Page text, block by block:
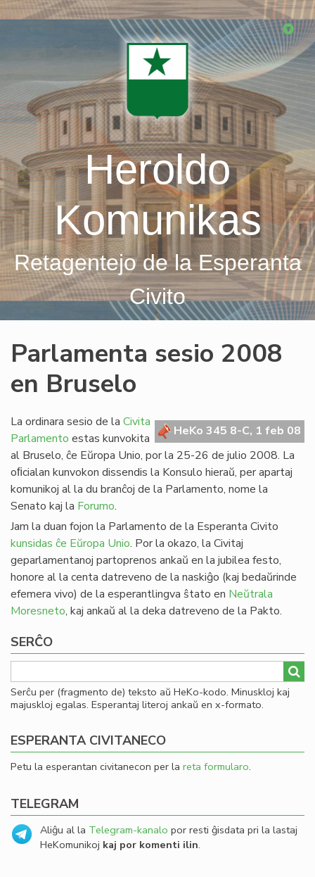
Skip
Heroldo
Komunikas
Retagentejo de la Esperanta
Civito
Parlamenta sesio 2008
en Bruselo
HeKo 345 8-C, 1 feb 08
La ordinara sesio de la Civita
Parlamento estas kunvokita
al Bruselo, ĉe Eŭropa Unio, por la 25-26 de julio 2008. La
oﬁcialan kunvokon dissendis la Konsulo hieraŭ, per apartaj
komunikoj al la du branĉoj de la Parlamento, nome la
Senato kaj la Forumo.
Jam la duan fojon la Parlamento de la Esperanta Civito
kunsidas ĉe Eŭropa Unio. Por la okazo, la Civitaj
geparlamentanoj partoprenos ankaŭ en la jubilea festo,
honore al la centa datreveno de la naskiĝo (kaj bedaŭrinde
efemera vivo) de la esperantlingva ŝtato en Neŭtrala
Moresneto, kaj ankaŭ al la deka datreveno de la Pakto.
SERĈO
Serĉu per (fragmento de) teksto aŭ HeKo-kodo. Minuskloj kaj
majuskloj egalas. Esperantaj literoj ankaŭ en x-formato.
ESPERANTA CIVITANECO
Petu la esperantan civitanecon per la reta formularo.
TELEGRAM
Aliĝu al la Telegram-kanalo por resti ĝisdata pri la lastaj
HeKomunikoj kaj por komenti ilin.